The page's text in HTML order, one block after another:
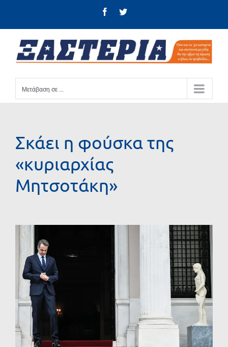
FacebookTwitter
Μετάβαση σε ...
Σκάει η φούσκα της
«κυριαρχίας
Μητσοτάκη»
Προβολή
μεγαλύτερης
εικόνας